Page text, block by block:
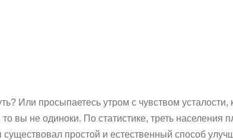
Или просыпаетесь утром с чувством усталости,
вы не одиноки. По статистике, треть населения
простой и естественный способ